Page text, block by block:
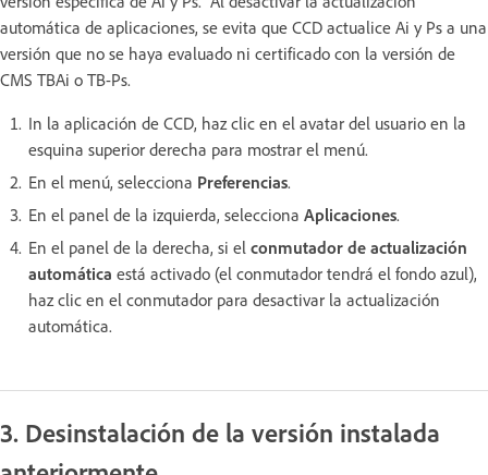
automática de aplicaciones, se evita que CCD actualice Ai y Ps a una
versión que no se haya evaluado ni certificado con la versión de
CMS TBAi o TB-Ps.
In la aplicación de CCD, haz clic en el avatar del usuario en la
esquina superior derecha para mostrar el menú.
En el menú, selecciona Preferencias.
En el panel de la izquierda, selecciona Aplicaciones.
En el panel de la derecha, si el conmutador de actualización
automática está activado (el conmutador tendrá el fondo azul),
haz clic en el conmutador para desactivar la actualización
automática.
3. Desinstalación de la versión instalada